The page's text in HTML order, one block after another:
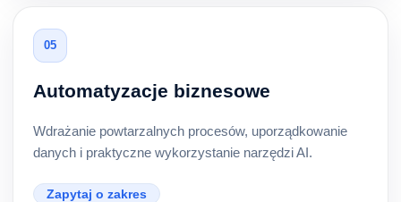
05
Automatyzacje biznesowe
Wdrażanie powtarzalnych procesów, uporządkowanie
danych i praktyczne wykorzystanie narzędzi AI.
Zapytaj o zakres